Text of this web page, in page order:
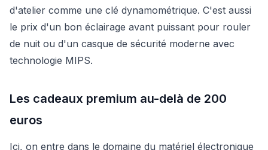
d'atelier comme une clé dynamométrique. C'est aussi
le prix d'un bon éclairage avant puissant pour rouler
de nuit ou d'un casque de sécurité moderne avec
technologie MIPS.
Les cadeaux premium au-delà de 200
euros
Ici, on entre dans le domaine du matériel électronique